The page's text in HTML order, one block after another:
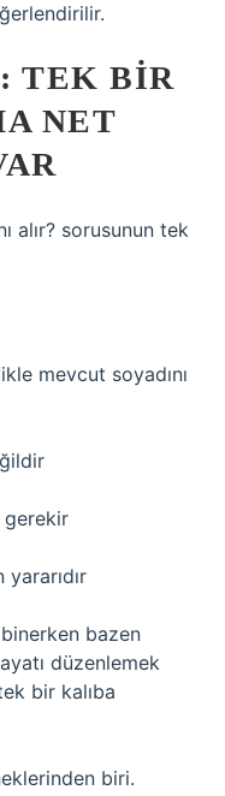
TEK BIR
NET
alır? sorusunun tek
mevcut soyadını
gerekir
binerken bazen
düzenlemek
bir kalıba
biri.